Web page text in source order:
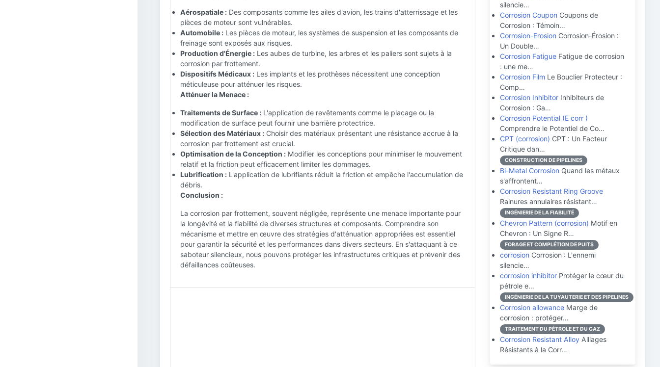
Aérospatiale : Des composants comme les ailes d'avion, les trains d'atterrissage et les
pièces de moteur sont vulnérables.
Automobile : Les pièces de moteur, les systèmes de suspension et les composants de
freinage sont exposés aux risques.
Production d'Énergie : Les aubes de turbine, les arbres et les paliers sont sujets à la
corrosion par frottement.
Dispositifs Médicaux : Les implants et les prothèses nécessitent une conception
méticuleuse pour atténuer les risques.
Atténuer la Menace :
Traitements de Surface : L'application de revêtements comme le placage ou la
modification de surface peut fournir une barrière protectrice.
Sélection des Matériaux : Choisir des matériaux présentant une résistance accrue à la
corrosion par frottement est crucial.
Optimisation de la Conception : Modifier les conceptions pour minimiser le mouvement
relatif et la friction peut efficacement limiter les dommages.
Lubrification : L'application de lubrifiants réduit la friction et empêche l'accumulation de
débris.
Conclusion :
La corrosion par frottement, souvent négligée, représente une menace importante pour
la longévité et la fiabilité de diverses structures et composants. Comprendre son
mécanisme et mettre en œuvre des stratégies d'atténuation appropriées est essentiel
pour garantir la sécurité et les performances dans divers secteurs. En s'attaquant à ce
saboteur silencieux, nous pouvons protéger les infrastructures critiques et prévenir des
défaillances coûteuses.
silencie…
Corrosion Coupon Coupons de
Corrosion : Témoin…
Corrosion-Erosion Corrosion-Érosion :
Un Double…
Corrosion Fatigue Fatigue de corrosion
: une me…
Corrosion Film Le Bouclier Protecteur :
Comp…
Corrosion Inhibitor Inhibiteurs de
Corrosion : Ga…
Corrosion Potential (E corr )
Comprendre le Potentiel de Co…
CPT (corrosion) CPT : Un Facteur
Critique dan…
CONSTRUCTION DE PIPELINES
Bi-Metal Corrosion Quand les métaux
s'affrontent…
Corrosion Resistant Ring Groove
Rainures annulaires résistant…
INGÉNIERIE DE LA FIABILITÉ
Chevron Pattern (corrosion) Motif en
Chevron : Un Signe R…
FORAGE ET COMPLÉTION DE PUITS
corrosion Corrosion : L'ennemi
silencie…
corrosion inhibitor Protéger le cœur du
pétrole e…
INGÉNIERIE DE LA TUYAUTERIE ET DES PIPELINES
Corrosion allowance Marge de
corrosion : protéger…
TRAITEMENT DU PÉTROLE ET DU GAZ
Corrosion Resistant Alloy Alliages
Résistants à la Corr…